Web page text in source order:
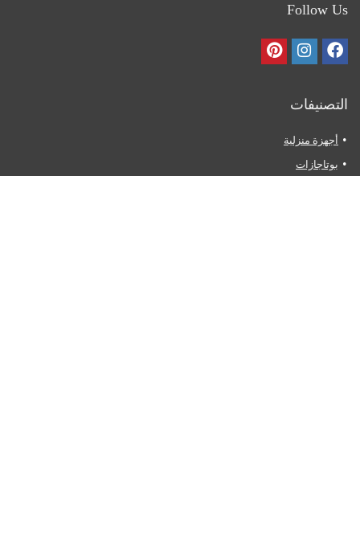
Follow Us
التصنيفات
أجهزة منزلية
بوتاجازات